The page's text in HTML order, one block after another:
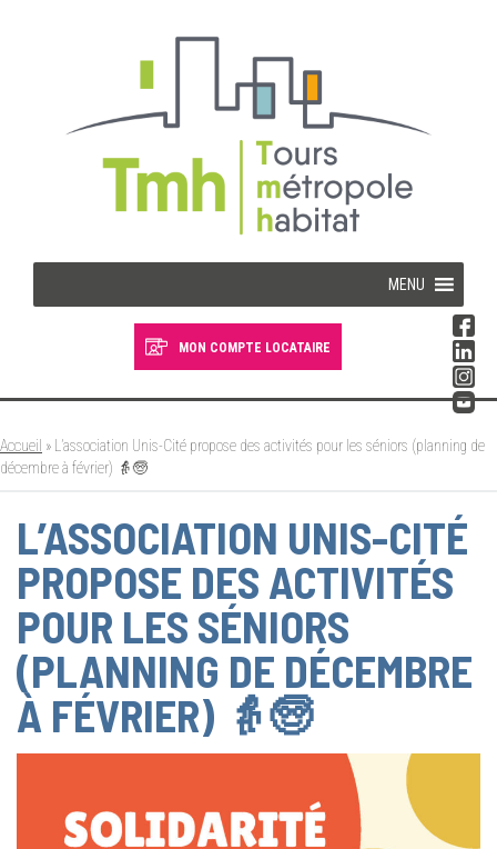
MENU
MON COMPTE LOCATAIRE
Accueil »
L’association Unis-Cité propose des activités pour les séniors (planning de
décembre à février) 👵🧓
L’ASSOCIATION UNIS-CITÉ
PROPOSE DES ACTIVITÉS
POUR LES SÉNIORS
(PLANNING DE DÉCEMBRE
À FÉVRIER) 👵🧓